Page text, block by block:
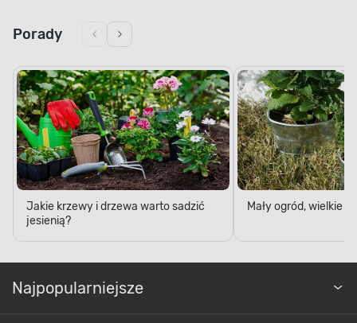
Porady
Jakie krzewy i drzewa warto sadzić
jesienią?
Mały ogród, wielkie
Najpopularniejsze